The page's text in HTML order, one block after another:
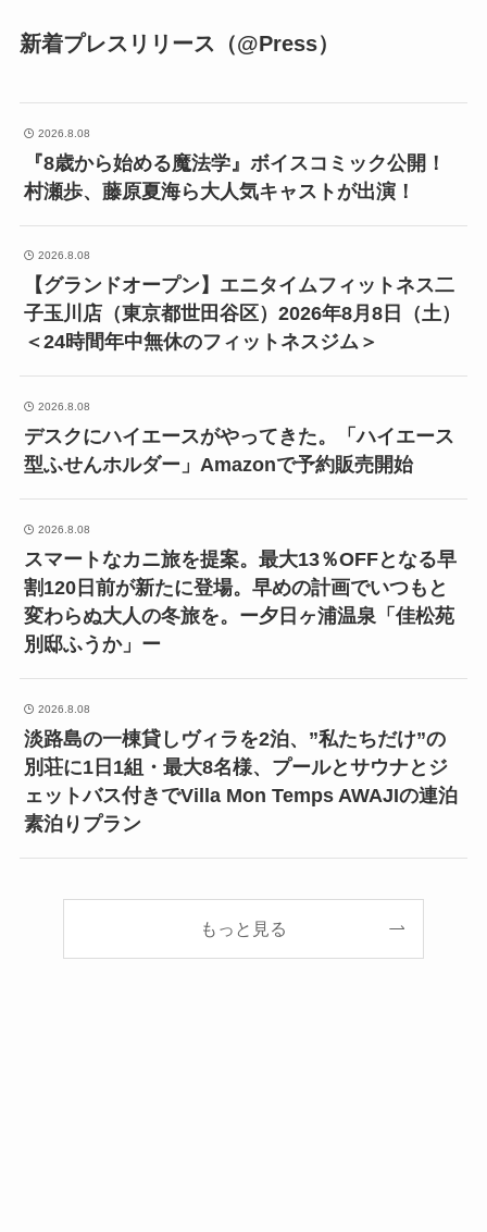
新着プレスリリース（@Press）
2026.8.08
『8歳から始める魔法学』ボイスコミック公開！
村瀬歩、藤原夏海ら大人気キャストが出演！
2026.8.08
【グランドオープン】エニタイムフィットネス二
子玉川店（東京都世田谷区）2026年8月8日（土）
＜24時間年中無休のフィットネスジム＞
2026.8.08
デスクにハイエースがやってきた。「ハイエース
型ふせんホルダー」Amazonで予約販売開始
2026.8.08
スマートなカニ旅を提案。最大13％OFFとなる早
割120日前が新たに登場。早めの計画でいつもと
変わらぬ大人の冬旅を。ー夕日ヶ浦温泉「佳松苑
別邸ふうか」ー
2026.8.08
淡路島の一棟貸しヴィラを2泊、”私たちだけ”の
別荘に1日1組・最大8名様、プールとサウナとジ
ェットバス付きでVilla Mon Temps AWAJIの連泊
素泊りプラン
もっと見る